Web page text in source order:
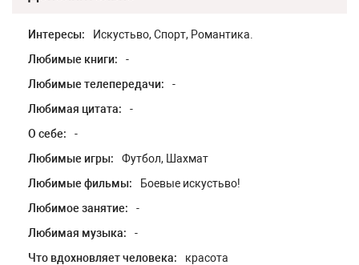
Интересы:
Искустьво, Спорт, Романтика.
Любимые книги:
-
Любимые телепередачи:
-
Любимая цитата:
-
О себе:
-
Любимые игры:
Футбол, Шахмат
Любимые фильмы:
Боевые искустьво!
Любимое занятие:
-
Любимая музыка:
-
Что вдохновляет человека:
красота